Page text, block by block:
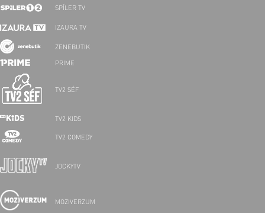
SPÍLER TV
IZAURA TV
ZENEBUTIK
PRIME
TV2 SÉF
TV2 KIDS
TV2 COMEDY
JOCKYTV
MOZIVERZUM